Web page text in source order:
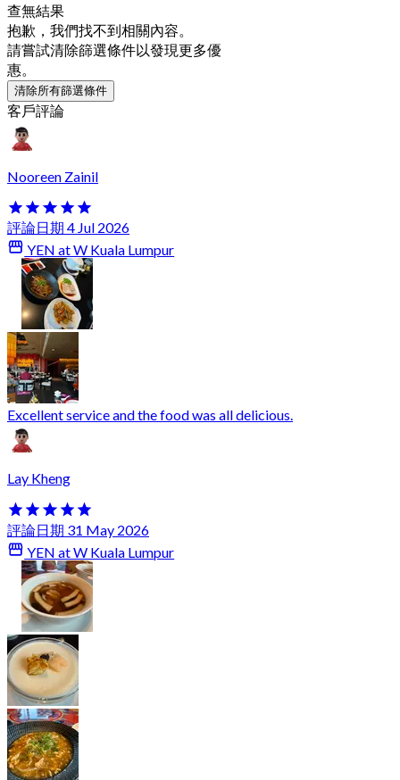
查無結果
抱歉，我們找不到相關內容。
請嘗試清除篩選條件以發現更多優
惠。
清除所有篩選條件
客戶評論
Nooreen Zainil
評論日期 4 Jul 2026
YEN at W Kuala Lumpur
Excellent service and the food was all delicious.
Lay Kheng
評論日期 31 May 2026
YEN at W Kuala Lumpur